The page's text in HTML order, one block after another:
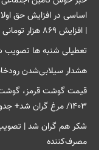
اساسی در افزایش حق
| افزایش ۸۶۹ هزار تومانی برای هر فرزند
تعطیلی شنبه ها تصویب
هشدار سیلابی‌‌شدن
۱۴۰۳/ مرغ گران شد+ جدول
مصرف‌کننده